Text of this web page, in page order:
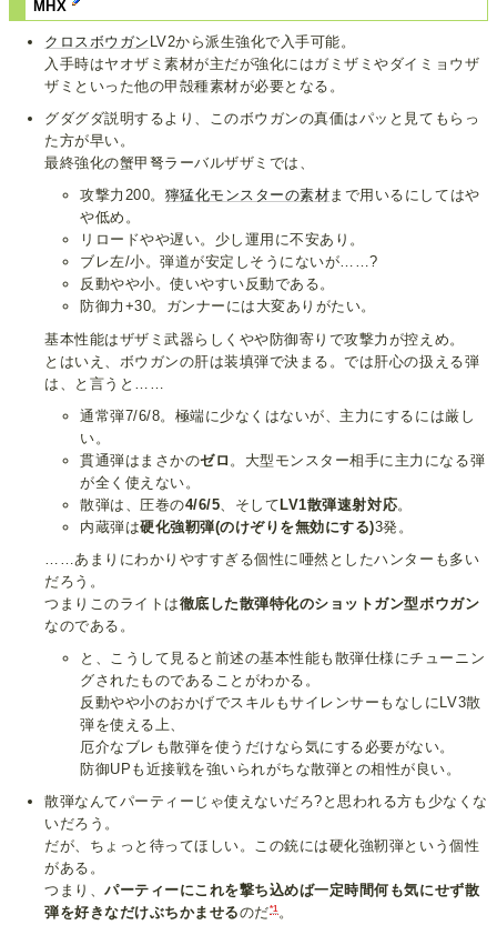
MHX
クロスボウガン LV2から派生強化で入手可能。
入手時はヤオザミ素材が主だが強化にはガミザミやダイミョウザ
ザミといった他の甲殻種素材が必要となる。
グダグダ説明するより、このボウガンの真価はパッと見てもらっ
た方が早い。
最終強化の蟹甲弩ラーバルザザミでは、
攻撃力200。 獰猛化モンスターの素材まで用いるにしてはや
や低め。
リロードやや遅い。少し運用に不安あり。
ブレ左/小。弾道が安定しそうにないが……?
反動やや小。使いやすい反動である。
防御力+30。ガンナーには大変ありがたい。
基本性能はザザミ武器らしくやや防御寄りで攻撃力が控えめ。
とはいえ、ボウガンの肝は装填弾で決まる。では肝心の扱える弾
は、と言うと……
通常弾7/6/8。極端に少なくはないが、主力にするには厳し
い。
貫通弾はまさかのゼロ 。大型モンスター相手に主力になる弾
が全く使えない。
散弾は、圧巻の4/6/5 、そしてLV1散弾速射対応。
内蔵弾は硬化強靭弾(のけぞりを無効にする)3発。
……あまりにわかりやすすぎる個性に唖然としたハンターも多い
だろう。
つまりこのライトは徹底した散弾特化のショットガン型ボウガン
なのである。
と、こうして見ると前述の基本性能も散弾仕様にチューニン
グされたものであることがわかる。
反動やや小のおかげでスキルもサイレンサーもなしにLV3散
弾を使える上、
厄介なブレも散弾を使うだけなら気にする必要がない。
防御UPも近接戦を強いられがちな散弾との相性が良い。
散弾なんてパーティーじゃ使えないだろ?と思われる方も少なくな
いだろう。
だが、ちょっと待ってほしい。この銃には硬化強靭弾という個性
がある。
つまり、パーティーにこれを撃ち込めば一定時間何も気にせず散
弾を好きなだけぶちかませるのだ*1。